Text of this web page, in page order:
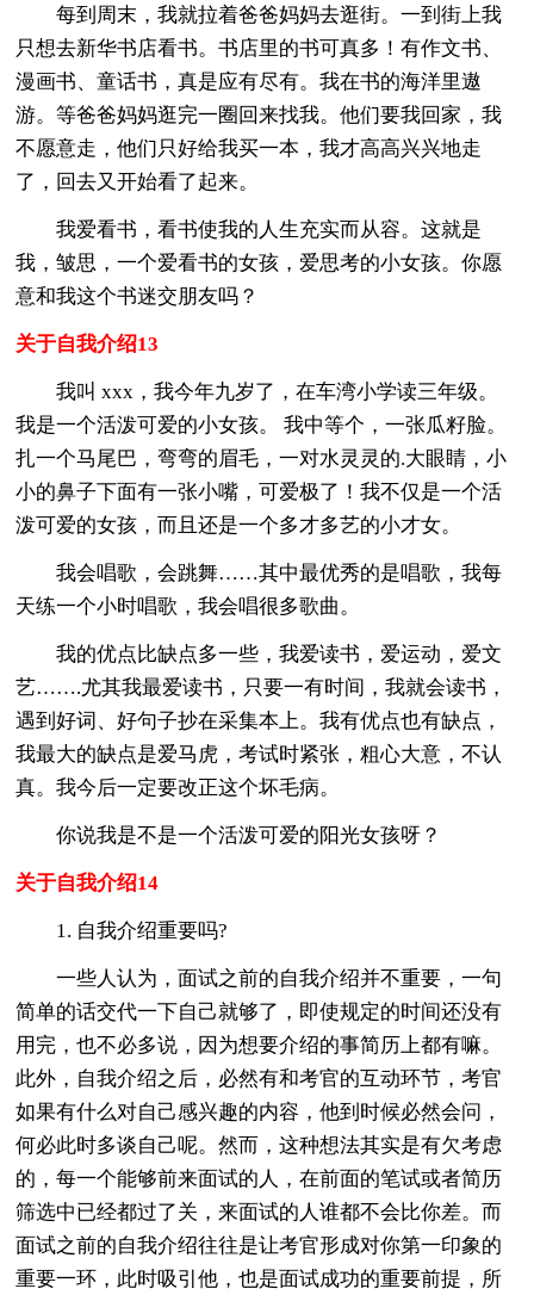
每到周末，我就拉着爸爸妈妈去逛街。一到街上我
只想去新华书店看书。书店里的书可真多！有作文书、
漫画书、童话书，真是应有尽有。我在书的海洋里遨
游。等爸爸妈妈逛完一圈回来找我。他们要我回家，我
不愿意走，他们只好给我买一本，我才高高兴兴地走
了，回去又开始看了起来。
我爱看书，看书使我的人生充实而从容。这就是
我，皱思，一个爱看书的女孩，爱思考的小女孩。你愿
意和我这个书迷交朋友吗？
关于自我介绍13
我叫 xxx，我今年九岁了，在车湾小学读三年级。
我是一个活泼可爱的小女孩。 我中等个，一张瓜籽脸。
扎一个马尾巴，弯弯的眉毛，一对水灵灵的.大眼睛，小
小的鼻子下面有一张小嘴，可爱极了！我不仅是一个活
泼可爱的女孩，而且还是一个多才多艺的小才女。
我会唱歌，会跳舞……其中最优秀的是唱歌，我每
天练一个小时唱歌，我会唱很多歌曲。
我的优点比缺点多一些，我爱读书，爱运动，爱文
艺…….尤其我最爱读书，只要一有时间，我就会读书，
遇到好词、好句子抄在采集本上。我有优点也有缺点，
我最大的缺点是爱马虎，考试时紧张，粗心大意，不认
真。我今后一定要改正这个坏毛病。
你说我是不是一个活泼可爱的阳光女孩呀？
关于自我介绍14
1. 自我介绍重要吗?
一些人认为，面试之前的自我介绍并不重要，一句
简单的话交代一下自己就够了，即使规定的时间还没有
用完，也不必多说，因为想要介绍的事简历上都有嘛。
此外，自我介绍之后，必然有和考官的互动环节，考官
如果有什么对自己感兴趣的内容，他到时候必然会问，
何必此时多谈自己呢。然而，这种想法其实是有欠考虑
的，每一个能够前来面试的人，在前面的笔试或者简历
筛选中已经都过了关，来面试的人谁都不会比你差。而
面试之前的自我介绍往往是让考官形成对你第一印象的
重要一环，此时吸引他，也是面试成功的重要前提，所